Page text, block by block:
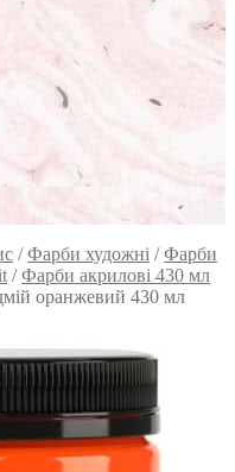
/Фарби художні /Фарби
/Фарби акрилові 430 мл
оранжевий 430 мл